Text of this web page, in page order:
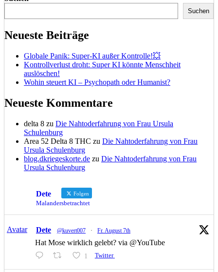
Suchen
Neueste Beiträge
Globale Panik: Super-KI außer Kontrolle!💥
Kontrollverlust droht: Super KI könnte Menschheit
auslöschen!
Wohin steuert KI – Psychopath oder Humanist?
Neueste Kommentare
delta 8 zu Die Nahtoderfahrung von Frau Ursula
Schulenburg
Area 52 Delta 8 THC zu Die Nahtoderfahrung von Frau
Ursula Schulenburg
blog.dkriegeskorte.de zu Die Nahtoderfahrung von Frau
Ursula Schulenburg
Dete Folgen
Malandersbetrachtet
Avatar Dete @kuvert007 · Fr. August 7th
Hat Mose wirklich gelebt? via @YouTube
1 Twitter